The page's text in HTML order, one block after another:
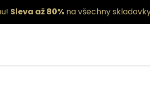
Sleva až 80% na všechny